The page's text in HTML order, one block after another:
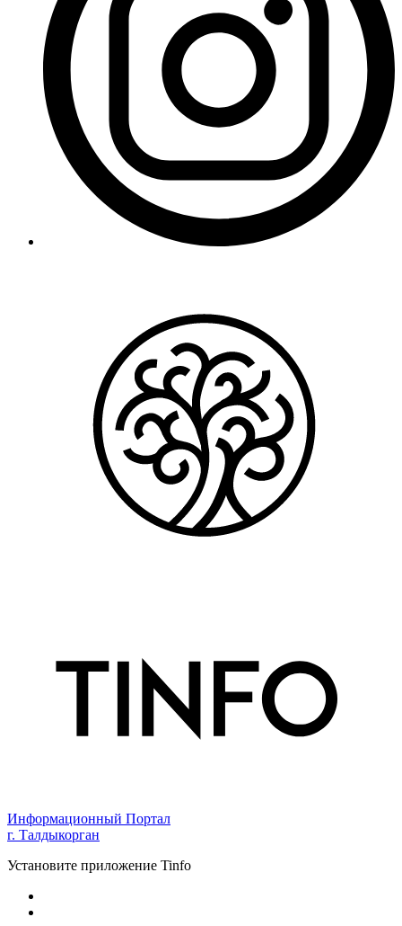
Информационный Портал
г. Талдыкорган
Установите приложение Tinfo